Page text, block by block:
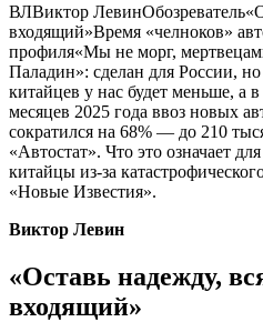
ВЛВиктор
входящий»Время «челноков»
профиля«Мы не морг,
Паладин»: сделан для России,
китайцев у нас будет меньше, а
месяцев 2025 года ввоз новых
сократился на 68% — до 210
«Автостат». Что это означает
китайцы из-за
«Новые Известия».
Виктор Левин
«Оставь надежду,
входящий»